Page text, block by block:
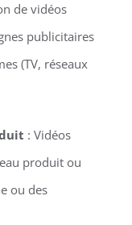
de vidéos
publicitaires
(TV, réseaux
: Vidéos
produit ou
ou des